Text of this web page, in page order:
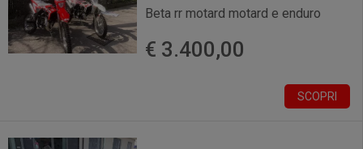
Beta rr motard motard e enduro
€ 3.400,00
SCOPRI